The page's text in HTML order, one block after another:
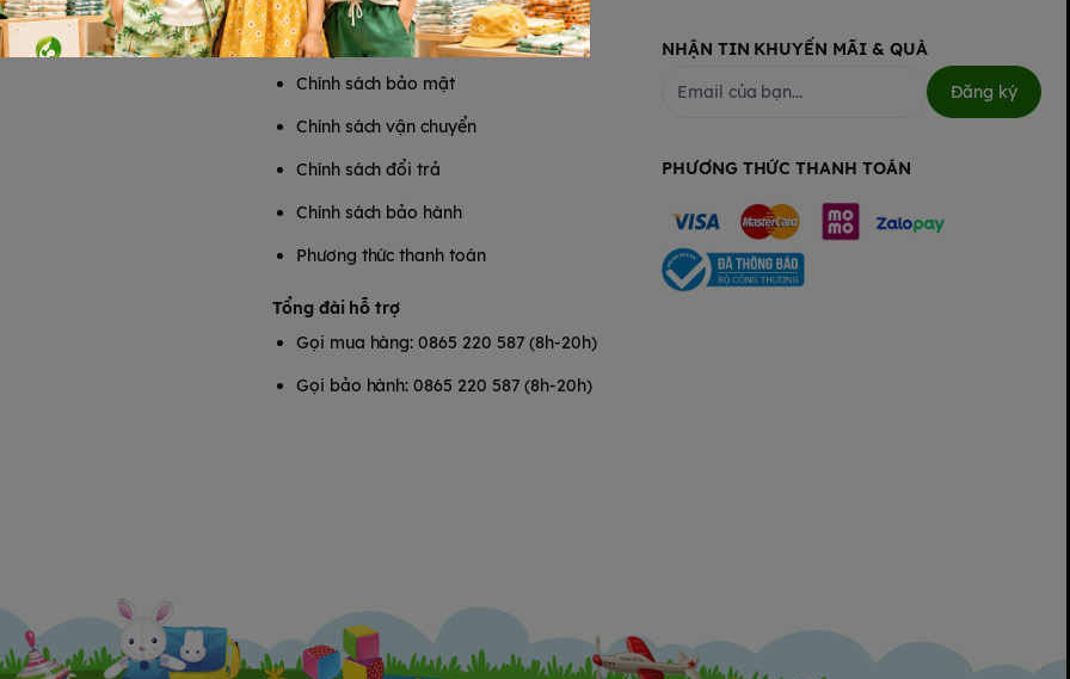
HỖ TRỢ KHÁCH HÀNG
Chính sách bảo mật
Chính sách vận chuyển
Chính sách đổi trả
Chính sách bảo hành
Phương thức thanh toán
Tổng đài hỗ trợ
Gọi mua hàng: 0865 220 587 (8h-20h)
Gọi bảo hành: 0865 220 587 (8h-20h)
NHẬN TIN KHUYẾN MÃI & QUÀ
Đăng ký
PHƯƠNG THỨC THANH TOÁN